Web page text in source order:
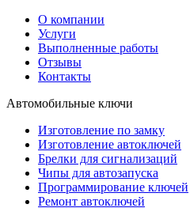
О компании
Услуги
Выполненные работы
Отзывы
Контакты
Автомобильные ключи
Изготовление по замку
Изготовление автоключей
Брелки для сигнализаций
Чипы для автозапуска
Программирование ключей
Ремонт автоключей